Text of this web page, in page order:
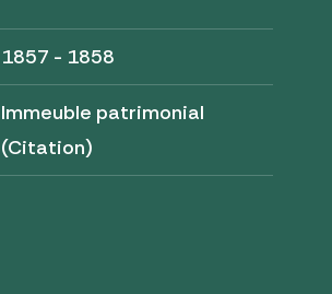
1857 - 1858
Immeuble patrimonial
(Citation)